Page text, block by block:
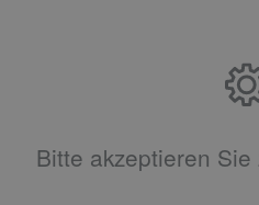
Bitte akzeptieren